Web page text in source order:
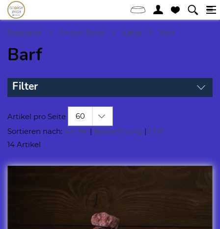
Startseite Online-Shop Katze Barf
Barf
Filter
Artikel pro Seite
60
Sortieren nach: Art. Nr | Bezeichnung | CHF
14 Artikel